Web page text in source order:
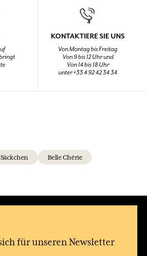
KONTAKTIERE SIE UNS
Von Montag bis Freitag
Von 9 bis 12 Uhr und
Von 14 bis 18 Uhr
unter +33 4 92 42 34 34
Belle Chérie
für unseren Newsletter